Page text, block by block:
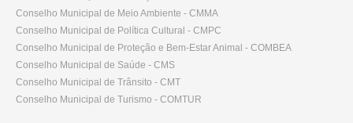
Conselho Municipal de Meio Ambiente - CMMA
Conselho Municipal de Política Cultural - CMPC
Conselho Municipal de Proteção e Bem-Estar Animal - COMBEA
Conselho Municipal de Saúde - CMS
Conselho Municipal de Trânsito - CMT
Conselho Municipal de Turismo - COMTUR